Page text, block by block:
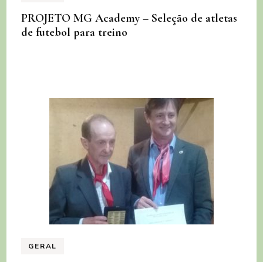
PROJETO MG Academy – Seleção de atletas
de futebol para treino
GERAL